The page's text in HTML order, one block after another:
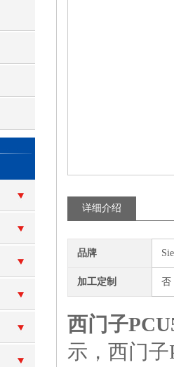
详细介绍
品牌
加工定制 否
西门子
示，西门